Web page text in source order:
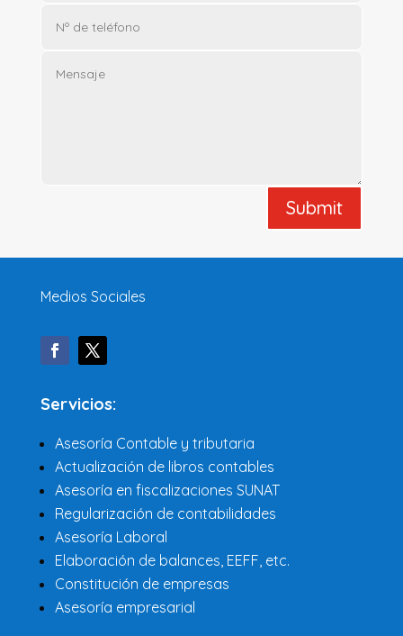
Submit
Medios Sociales
Servicios:
Asesoría Contable y tributaria
Actualización de libros contables
Asesoría en fiscalizaciones SUNAT
Regularización de contabilidades
Asesoría Laboral
Elaboración de balances, EEFF, etc.
Constitución de empresas
Asesoría empresarial